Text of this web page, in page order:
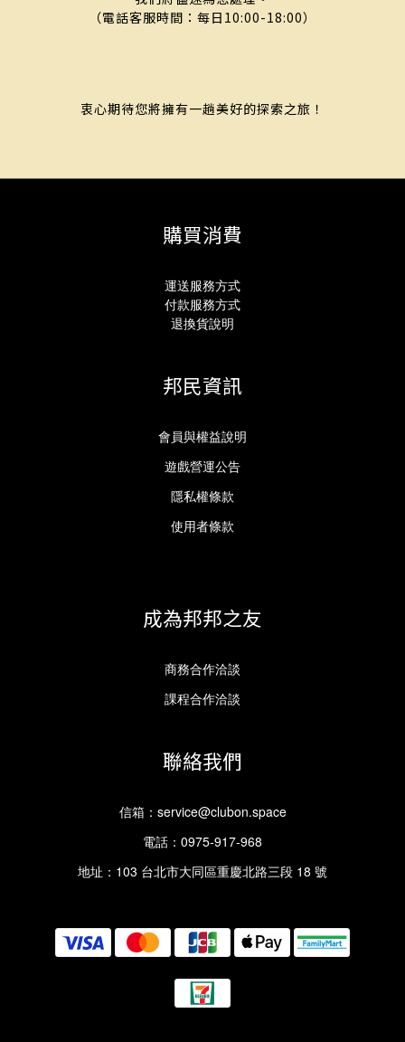
（電話客服時間：每日10:00-18:00）
衷心期待您將擁有一趟美好的探索之旅！
購買消費
運送服務方式
付款服務方式
退換貨說明
邦民資訊
會員與權益說明
遊戲營運公告
隱私權條款
使用者條款
成為邦邦之友
商務合作洽談
課程合作洽談
聯絡我們
信箱： service@clubon.space
電話：0975-917-968
地址：103 台北市大同區重慶北路三段 18 號